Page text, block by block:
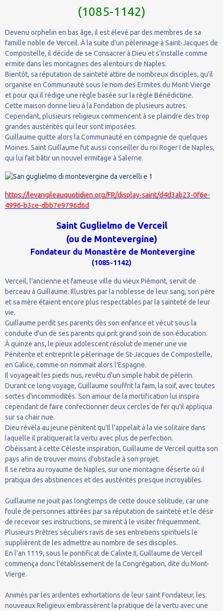
(1085-1142)
Devenu orphelin en bas âge, il est élevé par des membres de sa
famille noble de Verceil. À la suite d’un pèlerinage à Saint-Jacques de
Compostelle, il décide de se Consacrer à Dieu et s’installe comme
ermite dans les montagnes des alentours de Naples.
Bientôt, sa réputation de sainteté attire de nombreux disciples, qu’il
organise en Communauté sous le nom des Ermites du Mont-Vierge
et pour qui il rédige une règle basée sur la règle Bénédictine.
Cette maison donne lieu à la Fondation de plusieurs autres.
Cependant, plusieurs religieux commencent à se plaindre des trop
grandes austérités qui leur sont imposées.
Guillaume quitte alors la Communauté en compagnie de quelques
Moines. Saint Guillaume fut aussi conseiller du roi Roger I de Naples,
qui lui fait bâtir un nouvel ermitage à Salerne.
https://levangileauquotidien.org/FR/display-saint/d4d3ab23-0f6e-
4996-b3ce-dbb7e9796d6d
Saint Guglielmo de Verceil
(ou de Montevergine)
Fondateur du Monastère de Montevergine
(1085-1142)
Verceil, l'ancienne et fameuse ville du vieux Piémont, servit de
berceau à Guillaume. Illustres par la noblesse de leur sang, son père
et sa mère étaient encore plus respectables par la sainteté de leur
vie.
Guillaume perdit ses parents dès son enfance et vécut sous la
conduite d'un de ses parents qui prit grand soin de son éducation.
À quinze ans, le pieux adolescent résolut de mener une vie
Pénitente et entreprit le pèlerinage de St-Jacques de Compostelle,
en Galice, comme on nommait alors l'Espagne.
Il voyageait les pieds nus, revêtu d'un simple habit de pèlerin.
Durant ce long voyage, Guillaume souffrit la faim, la soif, avec toutes
sortes d'incommodités. Son amour de la mortification lui inspira
cependant de faire confectionner deux cercles de fer qu'il appliqua
sur sa chair nue.
Dieu révéla au jeune pénitent qu'Il l'appelait à la vie solitaire dans
laquelle il pratiquerait la vertu avec plus de perfection.
Obéissant à cette Céleste inspiration, Guillaume de Verceil quitta son
pays afin de trouver moins d'obstacle à son projet.
Il se retira au royaume de Naples, sur une montagne déserte où il
pratiqua des abstinences et des austérités presque incroyables.
Guillaume ne jouit pas longtemps de cette douce solitude, car une
foule de personnes attirées par sa réputation de sainteté et le désir
de recevoir ses instructions, se mirent à le visiter fréquemment.
Plusieurs Prêtres séculiers ravis de ses entretiens spirituels le
supplièrent de les admettre au nombre de ses disciples.
En l'an 1119, sous le pontificat de Calixte II, Guillaume de Verceil
commença donc l'établissement de la Congrégation, dite du Mont-
Vierge.
Animés par les ardentes exhortations de leur saint Fondateur, les
nouveaux Religieux embrassèrent la pratique de la vertu avec une